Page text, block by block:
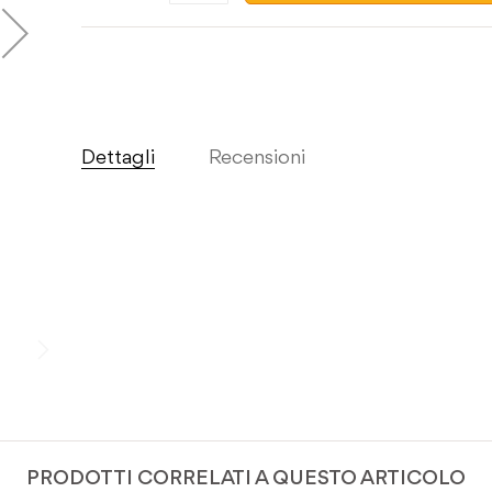
Dettagli Recensioni
PRODOTTI CORRELATI A QUESTO ARTICOLO